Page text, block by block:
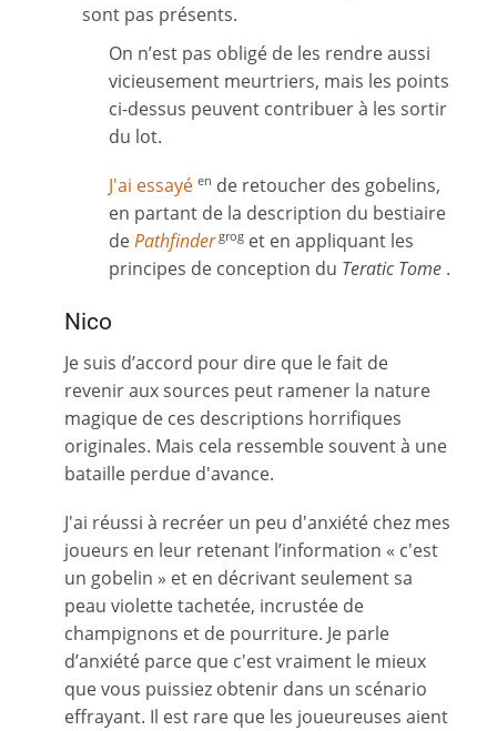
sont pas présents.
On n’est pas obligé de les rendre aussi
vicieusement meurtriers, mais les points
ci-dessus peuvent contribuer à les sortir
du lot.
J'ai essayé en de retoucher des gobelins,
en partant de la description du bestiaire
dePathfindergrog et en appliquant les
principes de conception du Teratic Tome .
Nico
Je suis d’accord pour dire que le fait de
revenir aux sources peut ramener la nature
magique de ces descriptions horrifiques
originales. Mais cela ressemble souvent à une
bataille perdue d'avance.
J'ai réussi à recréer un peu d'anxiété chez mes
joueurs en leur retenant l’information « c'est
un gobelin » et en décrivant seulement sa
peau violette tachetée, incrustée de
champignons et de pourriture. Je parle
d’anxiété parce que c'est vraiment le mieux
que vous puissiez obtenir dans un scénario
effrayant. Il est rare que les joueureuses aient